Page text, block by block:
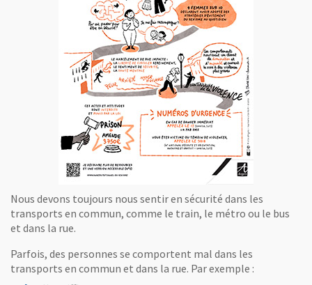
, Ouvre une nouvelle fenêtre
Nous devons toujours nous sentir en sécurité dans les
transports en commun, comme le train, le métro ou le bus
et dans la rue.
Parfois, des personnes se comportent mal dans les
transports en commun et dans la rue. Par exemple :